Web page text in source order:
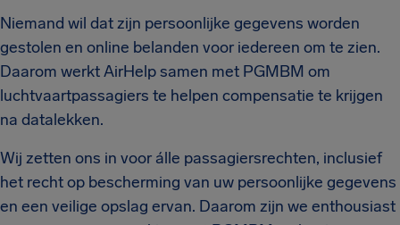
Niemand wil dat zijn persoonlijke gegevens worden
gestolen en online belanden voor iedereen om te zien.
Daarom werkt AirHelp samen met PGMBM om
luchtvaartpassagiers te helpen compensatie te krijgen
na datalekken.
Wij zetten ons in voor álle passagiersrechten, inclusief
het recht op bescherming van uw persoonlijke gegevens
en een veilige opslag ervan. Daarom zijn we enthousiast